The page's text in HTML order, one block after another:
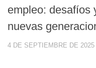
empleo: desafíos
nuevas
4 DE SEPTIEMBRE DE 2025